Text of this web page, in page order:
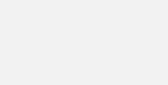
est né
Stéphane Allix devient